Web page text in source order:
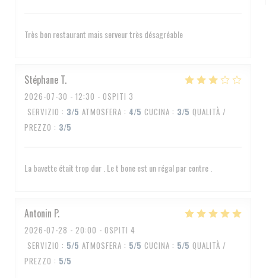
Très bon restaurant mais serveur très désagréable
Stéphane T
2026-07-30 - 12:30 - OSPITI 3
SERVIZIO : 3/5 ATMOSFERA : 4/5 CUCINA : 3/5 QUALITÀ /
PREZZO : 3/5
La bavette était trop dur . Le t bone est un régal par contre .
Antonin P
2026-07-28 - 20:00 - OSPITI 4
SERVIZIO : 5/5 ATMOSFERA : 5/5 CUCINA : 5/5 QUALITÀ /
PREZZO : 5/5